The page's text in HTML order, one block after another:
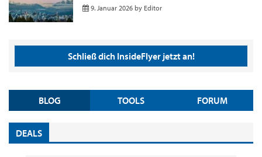
9. Januar 2026 by Editor
Schließ dich InsideFlyer jetzt an!
BLOG TOOLS FORUM
DEALS